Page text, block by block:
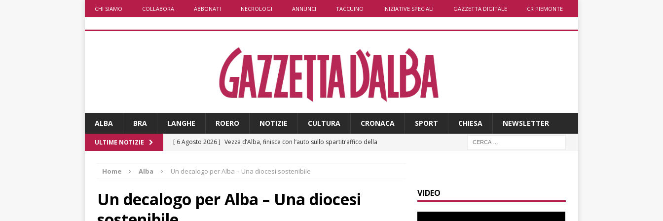
CHI SIAMO COLLABORA ABBONATI NECROLOGI ANNUNCI TACCUINO INIZIATIVE SPECIALI GAZZETTA DIGITALE CR PIEMONTE
ALBA BRA LANGHE ROERO NOTIZIE CULTURA CRONACA SPORT CHIESA NEWSLETTER
ULTIME NOTIZIE [ 6 Agosto 2026 ] Vezza d’Alba, finisce con l’auto sullo spartitraffico della
[ 6 Agosto 2026 ] La bella stagione riporta l’allarme sulle strade: cresce il
ALTRE NOTIZIE
[ 6 Agosto 2026 ]
Home Alba Un decalogo per Alba – Una diocesi sostenibile
Un decalogo per Alba – Una diocesi
VIDEO